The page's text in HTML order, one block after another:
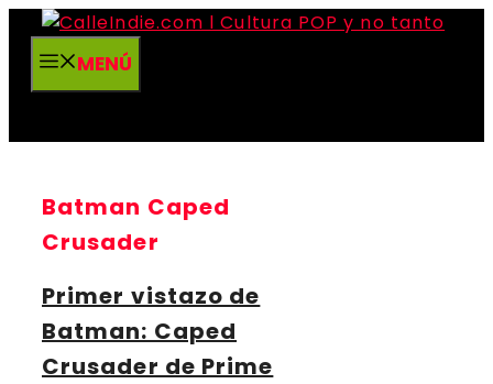
Saltar
contenidoMENÚ
Batman Caped
Crusader
Primer vistazo de
Batman: Caped
Crusader de Prime